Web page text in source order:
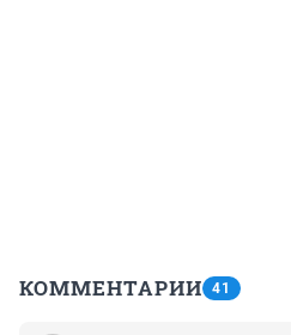
КОММЕНТАРИИ 41